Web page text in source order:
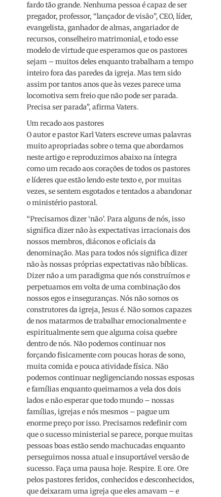
fardo tão grande. Nenhuma pessoa é capaz de ser
pregador, professor, “lançador de visão”, CEO, líder,
evangelista, ganhador de almas, angariador de
recursos, conselheiro matrimonial, e todo esse
modelo de virtude que esperamos que os pastores
sejam – muitos deles enquanto trabalham a tempo
inteiro fora das paredes da igreja. Mas tem sido
assim por tantos anos que às vezes parece uma
locomotiva sem freio que não pode ser parada.
Precisa ser parada”, afirma Vaters.
Um recado aos pastores
O autor e pastor Karl Vaters escreve umas palavras
muito apropriadas sobre o tema que abordamos
neste artigo e reproduzimos abaixo na íntegra
como um recado aos corações de todos os pastores
e líderes que estão lendo este texto e, por muitas
vezes, se sentem esgotados e tentados a abandonar
o ministério pastoral.
“Precisamos dizer ‘não’. Para alguns de nós, isso
significa dizer não às expectativas irracionais dos
nossos membros, diáconos e oficiais da
denominação. Mas para todos nós significa dizer
não às nossas próprias expectativas não bíblicas.
Dizer não a um paradigma que nós construímos e
perpetuamos em volta de uma combinação dos
nossos egos e inseguranças. Nós não somos os
construtores da igreja, Jesus é. Não somos capazes
de nos matarmos de trabalhar emocionalmente e
espiritualmente sem que alguma coisa quebre
dentro de nós. Não podemos continuar nos
forçando fisicamente com poucas horas de sono,
muita comida e pouca atividade física. Não
podemos continuar negligenciando nossas esposas
e famílias enquanto queimamos a vela dos dois
lados e não esperar que todo mundo – nossas
famílias, igrejas e nós mesmos – pague um
enorme preço por isso. Precisamos redefinir com
que o sucesso ministerial se parece, porque muitas
pessoas boas estão sendo machucadas enquanto
perseguimos nossa atual e insuportável versão de
sucesso. Faça uma pausa hoje. Respire. E ore. Ore
pelos pastores feridos, conhecidos e desconhecidos,
que deixaram uma igreja que eles amavam – e